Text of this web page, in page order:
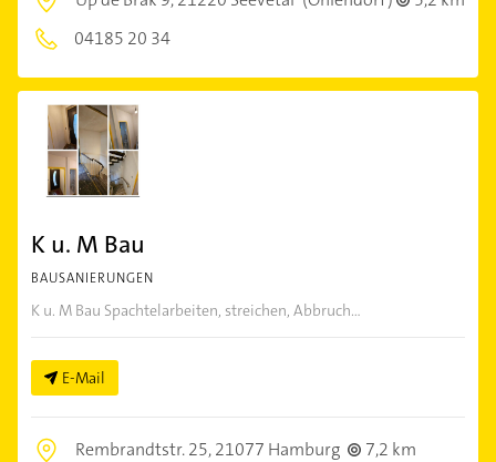
04185 20 34
K u. M Bau
BAUSANIERUNGEN
K u. M Bau Spachtelarbeiten, streichen, Abbruch...
E-Mail
Rembrandtstr. 25,21077 Hamburg
7,2 km